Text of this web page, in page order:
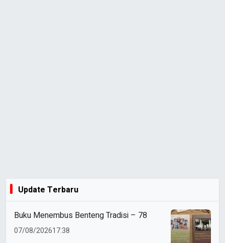
Update Terbaru
Buku Menembus Benteng Tradisi – 78
07/08/202617:38